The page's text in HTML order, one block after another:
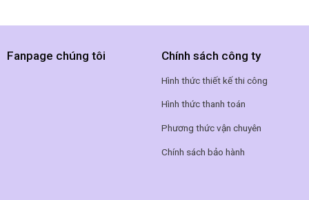
Fanpage chúng tôi Chính sách công ty
Hình thức thiết kế thi công
Hình thức thanh toán
Phương thức vận chuyên
Chính sách bảo hành